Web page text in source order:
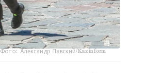
Фото: Александр Павский/Kazinform